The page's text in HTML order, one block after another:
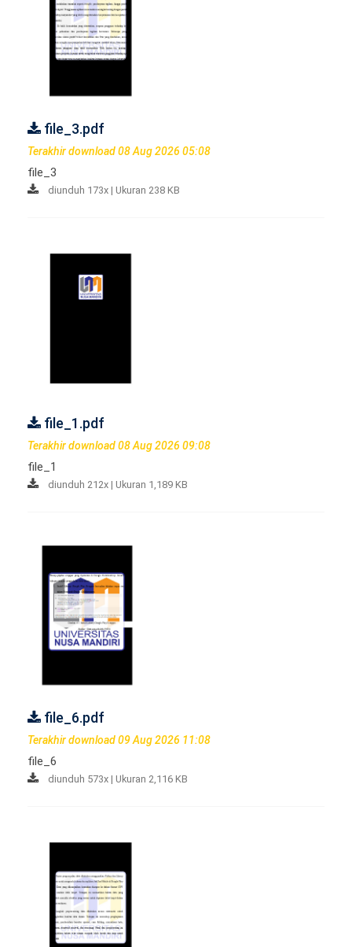
file_3.pdf
Terakhir download 08 Aug 2026 05:08
file_3
diunduh 173x | Ukuran 238 KB
file_1.pdf
Terakhir download 08 Aug 2026 09:08
file_1
diunduh 212x | Ukuran 1,189 KB
file_6.pdf
Terakhir download 09 Aug 2026 11:08
file_6
diunduh 573x | Ukuran 2,116 KB